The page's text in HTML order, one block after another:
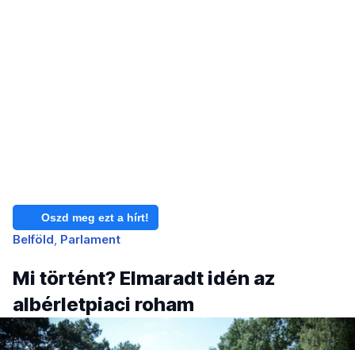
Oszd meg ezt a hírt!
Belföld Parlament
Mi történt? Elmaradt idén az
albérletpiaci roham